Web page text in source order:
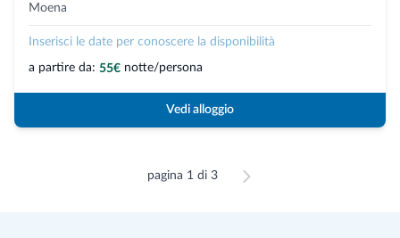
Moena
Inserisci le date per conoscere la disponibilità
a partire da: 55€ notte/persona
Vedi alloggio
pagina 1 di 3